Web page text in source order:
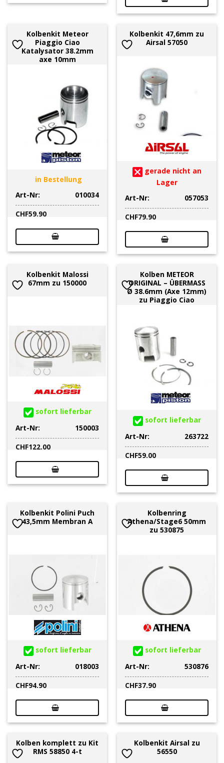
Kolbenkit Meteor
Piaggio Ciao
Katalysator 38.2mm
axe 10mm
in Bestellung
Art-Nr:
010034
CHF59.90
Kolbenkit 47,6mm zu
Airsal 57050
gerade nicht an
Lager
Art-Nr:
057053
CHF79.90
Kolbenkit Malossi
67mm zu 150000
sofort lieferbar
Art-Nr:
150003
CHF122.00
Kolben METEOR
ORIGINAL – ÜBERMASS
Ø 38.6mm (Axe 12mm)
zu Piaggio Ciao
sofort lieferbar
Art-Nr:
263722
CHF59.00
Kolbenkit Polini Puch
43,5mm Membran A
sofort lieferbar
Art-Nr:
018003
CHF94.90
Kolbenring
Athena/Stage6 50mm
zu 530875
sofort lieferbar
Art-Nr:
530876
CHF37.90
Kolben komplett zu Kit
RMS 58850 4-t
Kolbenkit Airsal zu
56550